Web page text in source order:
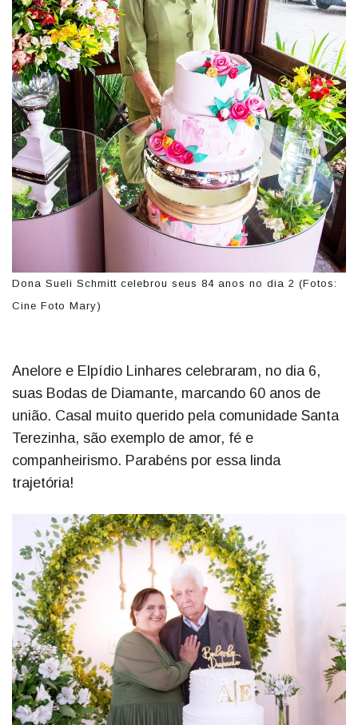
Dona Sueli Schmitt celebrou seus 84 anos no dia 2 (Fotos:
Cine Foto Mary)
Anelore e Elpídio Linhares celebraram, no dia 6,
suas Bodas de Diamante, marcando 60 anos de
união. Casal muito querido pela comunidade Santa
Terezinha, são exemplo de amor, fé e
companheirismo. Parabéns por essa linda
trajetória!